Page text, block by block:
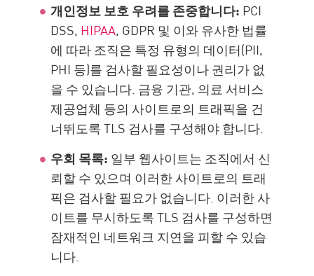
개인정보 보호 우려를 존중합니다: PCI
DSS, HIPAA, GDPR 및 이와 유사한 법률
에 따라 조직은 특정 유형의 데이터(PII,
PHI 등)를 검사할 필요성이나 권리가 없
을 수 있습니다. 금융 기관, 의료 서비스
제공업체 등의 사이트로의 트래픽을 건
너뛰도록 TLS 검사를 구성해야 합니다.
우회 목록: 일부 웹사이트는 조직에서 신
뢰할 수 있으며 이러한 사이트로의 트래
픽은 검사할 필요가 없습니다. 이러한 사
이트를 무시하도록 TLS 검사를 구성하면
잠재적인 네트워크 지연을 피할 수 있습
니다.